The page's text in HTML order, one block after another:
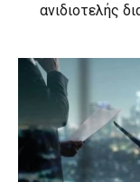
ανιδιοτελής